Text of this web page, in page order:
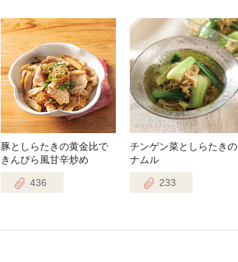
豚としらたきの黄金比で
きんぴら風甘辛炒め
436
チンゲン菜としらたきの
ナムル
233